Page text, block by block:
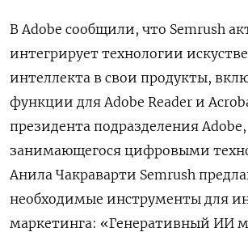
В Adobe сообщили, что Semrush
интегрирует технологии
интеллекта в свои продукты,
функции для Adobe Reader и
президента подразделения Adobe,
занимающегося цифровыми
Анила Чакраварти Semrush
необходимые инструменты для
маркетинга: «Генеративный ИИ